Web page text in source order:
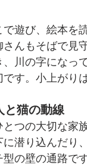
遊び、絵本を
んもそばで見
川の字になっ
す。小上がり
と猫の動線
つの大切な家
に潜り込んだり
の壁の通路で